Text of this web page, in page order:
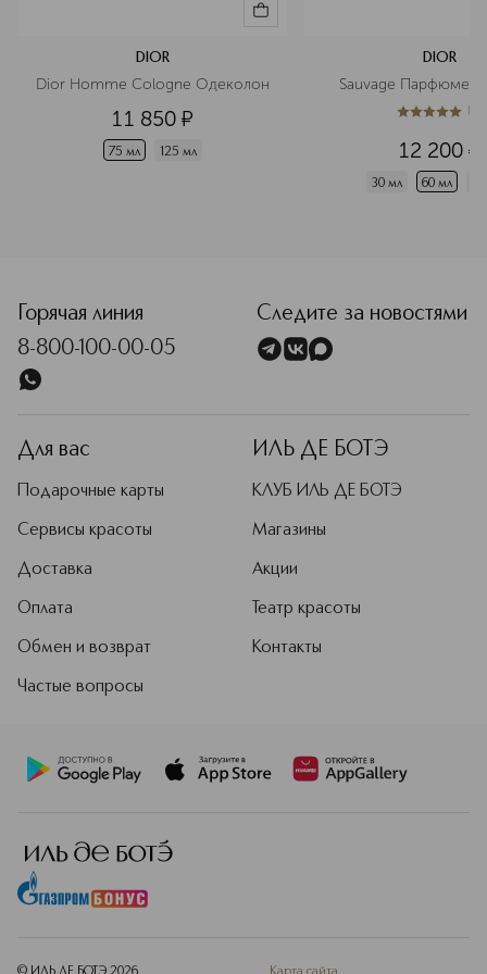
DIOR
Dior Homme Cologne Одеколон
11 850 ¤
75 мл 125 мл
DIOR
Sauvage
5из 51 (
12 200 ¤
30 мл 60 мл
Горячая линия
8-800-100-00-05
Следите за новостями
Для вас
Подарочные карты
Сервисы красоты
Доставка
Оплата
Обмен и возврат
Частые вопросы
ИЛЬ ДЕ БОТЭ
КЛУБ ИЛЬ ДЕ БОТЭ
Магазины
Акции
Театр красоты
Контакты